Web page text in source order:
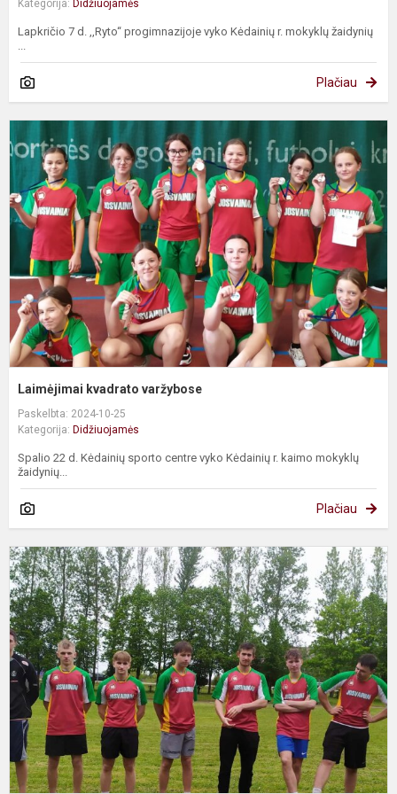
Kategorija: Didžiuojamės
Lapkričio 7 d. ,,Ryto‘‘ progimnazijoje vyko Kėdainių r. mokyklų žaidynių
Plačiau
Laimėjimai kvadrato varžybose
Paskelbta: 2024-10-25
Kategorija: Didžiuojamės
Spalio 22 d. Kėdainių sporto centre vyko Kėdainių r. kaimo mokyklų
žaidynių...
Plačiau